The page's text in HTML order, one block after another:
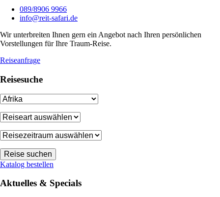
089/8906 9966
info@reit-safari.de
Wir unterbreiten Ihnen gern ein Angebot nach Ihren persönlichen
Vorstellungen für Ihre Traum-Reise.
Reiseanfrage
Reisesuche
Katalog bestellen
Aktuelles & Specials